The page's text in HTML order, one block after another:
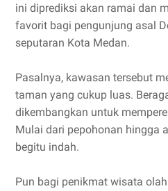
ini diprediksi akan ramai dan
favorit bagi pengunjung asal
seputaran Kota Medan.
Pasalnya, kawasan tersebut
taman yang cukup luas.
dikembangkan untuk
Mulai dari pepohonan hingga
begitu indah.
Pun bagi penikmat wisata